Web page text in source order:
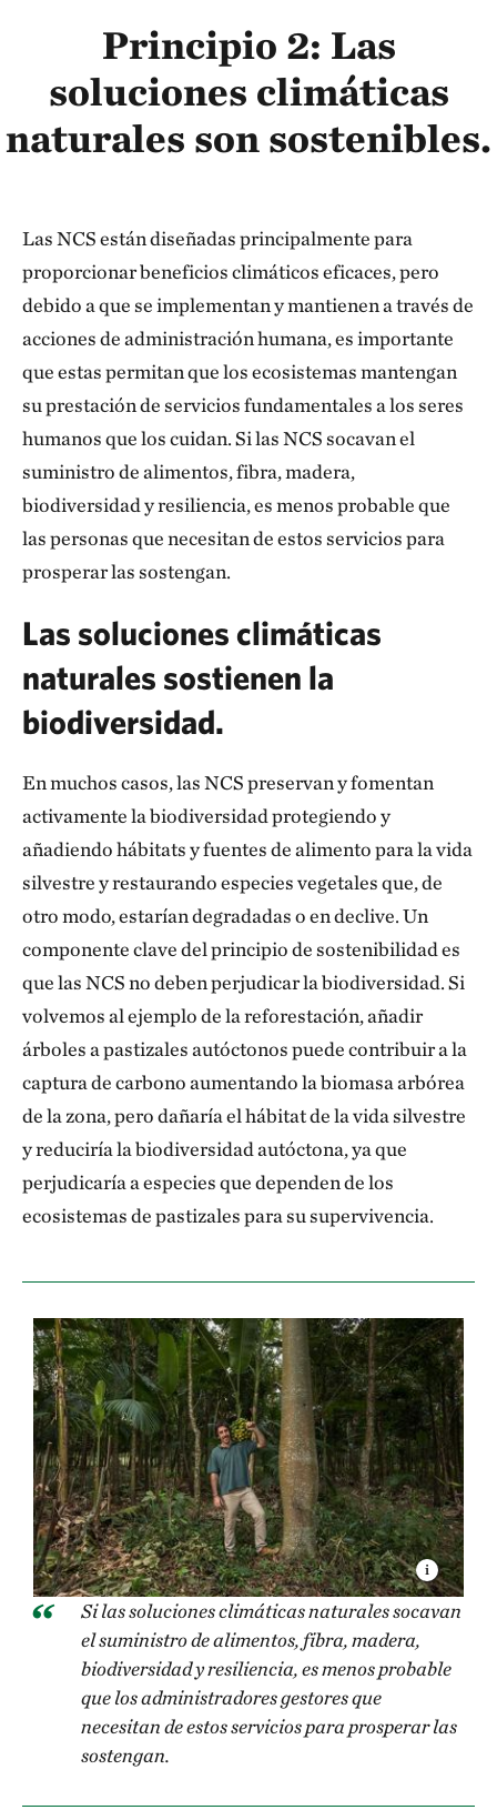
proveniente de los ecosistemas de páramo. Estos
fondos reúnen a comunidades, agricultores,
gobiernos, al sector empresarial y a otras partes
interesadas con el fin de ampliar la conservación y
desarrollo económico para todos. Dado que los
páramos se enfrentan a una continua degradación
debido al cambio de uso del suelo y otras
perturbaciones, la protección y la gestión sostenible
de estos ecosistemas resultan vitales.
El páramo, un poderoso aliado climático
El agua, la biodiversidad, la resiliencia y el bienestar
humano son solo el principio de los superpoderes de
los páramos. Los ecosistemas de páramo también
climática, ya que su vegetación única y sus suelos
ricos en turba almacenan y secuestran carbono, que
queda atrapado en los suelos durante milenios.
Hasta ahora, se carecía de información firme sobre la
solución climática natural. TNC Colombia está
desarrollando investigaciones y herramientas que
los responsables de la toma de decisiones pueden
utilizar para incorporar el potencial de mitigación
climática de los páramos en los compromisos y
planes climáticos de Colombia.
Trabajar con las comunidades río arriba en los
páramos para salvaguardar estos hábitats críticos
significa honrar el primer principio de las soluciones
climáticas naturales: garantizar que las NCS sean el
resultado de la administración humana de los
ecosistemas de una forma que preserve su estado
natural.
Principio 2: Las
soluciones climáticas
naturales son sostenibles.
Las NCS están diseñadas principalmente para
proporcionar beneficios climáticos eficaces, pero
debido a que se implementan y mantienen a través de
acciones de administración humana, es importante
que estas permitan que los ecosistemas mantengan
su prestación de servicios fundamentales a los seres
humanos que los cuidan. Si las NCS socavan el
suministro de alimentos, fibra, madera,
biodiversidad y resiliencia, es menos probable que
las personas que necesitan de estos servicios para
prosperar las sostengan.
Las soluciones climáticas
naturales sostienen la
biodiversidad.
En muchos casos, las NCS preservan y fomentan
activamente la biodiversidad protegiendo y
añadiendo hábitats y fuentes de alimento para la vida
silvestre y restaurando especies vegetales que, de
otro modo, estarían degradadas o en declive. Un
componente clave del principio de sostenibilidad es
que las NCS no deben perjudicar la biodiversidad. Si
volvemos al ejemplo de la reforestación, añadir
árboles a pastizales autóctonos puede contribuir a la
captura de carbono aumentando la biomasa arbórea
de la zona, pero dañaría el hábitat de la vida silvestre
y reduciría la biodiversidad autóctona, ya que
perjudicaría a especies que dependen de los
ecosistemas de pastizales para su supervivencia.
Si las soluciones climáticas naturales socavan
el suministro de alimentos, fibra, madera,
biodiversidad y resiliencia, es menos probable
que los administradores gestores que
necesitan de estos servicios para prosperar las
sostengan.